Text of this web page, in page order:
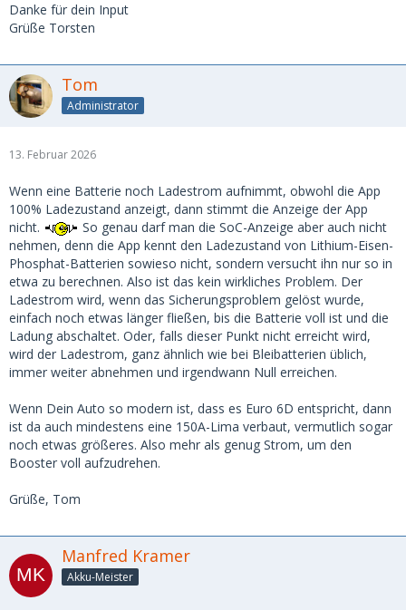
Danke für dein Input
Grüße Torsten
Tom
Administrator
13. Februar 2026
Wenn eine Batterie noch Ladestrom aufnimmt, obwohl die App
100% Ladezustand anzeigt, dann stimmt die Anzeige der App
nicht.
So genau darf man die SoC-Anzeige aber auch nicht
nehmen, denn die App kennt den Ladezustand von Lithium-Eisen-
Phosphat-Batterien sowieso nicht, sondern versucht ihn nur so in
etwa zu berechnen. Also ist das kein wirkliches Problem. Der
Ladestrom wird, wenn das Sicherungsproblem gelöst wurde,
einfach noch etwas länger fließen, bis die Batterie voll ist und die
Ladung abschaltet. Oder, falls dieser Punkt nicht erreicht wird,
wird der Ladestrom, ganz ähnlich wie bei Bleibatterien üblich,
immer weiter abnehmen und irgendwann Null erreichen.
Wenn Dein Auto so modern ist, dass es Euro 6D entspricht, dann
ist da auch mindestens eine 150A-Lima verbaut, vermutlich sogar
noch etwas größeres. Also mehr als genug Strom, um den
Booster voll aufzudrehen.
Grüße, Tom
Manfred Kramer
Akku-Meister